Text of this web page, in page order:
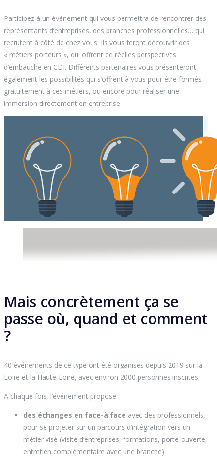
Participez à un événement qui vous permettra de rencontrer des
représentants d’entreprises, des branches professionnelles… qui
recrutent à côté de chez vous. Ils vous feront découvrir des
« métiers porteurs », qui offrent de réelles perspectives
d’embauche en CDI. Différents partenaires vous présenteront
également les possibilités qui s’offrent à vous pour être formés
gratuitement à ces métiers, ou encore pour réaliser une
immersion directement en entreprise.
Mais concrètement ça se
passe où, quand et comment
?
40 événements de ce type ont été organisés depuis 2019 sur la
Loire et la Haute-Loire, avec environ 2000 personnes inscrites.
A chaque fois, l’événement propose
des échanges en face-à face avec des professionnels,
pour se projeter sur un parcours d’intégration vers un
métier visé (visite d’entreprises, formations, porte-ouverte,
entretien complémentaire avec une branche)